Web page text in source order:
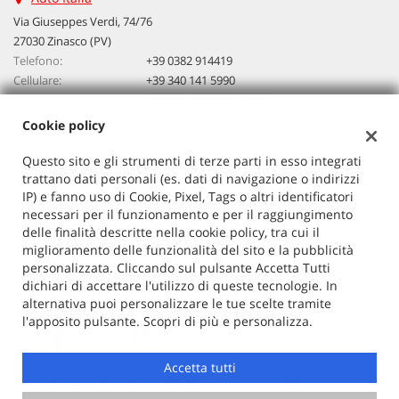
Via Giuseppes Verdi, 74/76
27030 Zinasco (PV)
Telefono:
+39 0382 914419
Cellulare:
+39 340 141 5990
Email:
vendita@autoitalia.info
Dati fiscali:
Auto Italia
VIA G. VERDI 74/76, ZINASCO
C.F/P.IVA:02603520186
Registro delle imprese:PV
Copyright © 2026 GestionaleAuto.com S.r.l., Tutti i diritti
riservati -Leggi l'informativa sulla privacy-Cookie Policy
Cookie policy
Questo sito e gli strumenti di terze parti in esso integrati
trattano dati personali (es. dati di navigazione o indirizzi
IP) e fanno uso di Cookie, Pixel, Tags o altri identificatori
necessari per il funzionamento e per il raggiungimento
delle finalità descritte nella cookie policy, tra cui il
miglioramento delle funzionalità del sito e la pubblicità
personalizzata. Cliccando sul pulsante Accetta Tutti
dichiari di accettare l'utilizzo di queste tecnologie. In
alternativa puoi personalizzare le tue scelte tramite
l'apposito pulsante. Scopri di più e personalizza.
Accetta tutti
questi
strumenti
di
tracciamento
si
alla
policy.
Puoi
rivedere
e
modificare
le
tue
scelte
in
qualsiasi